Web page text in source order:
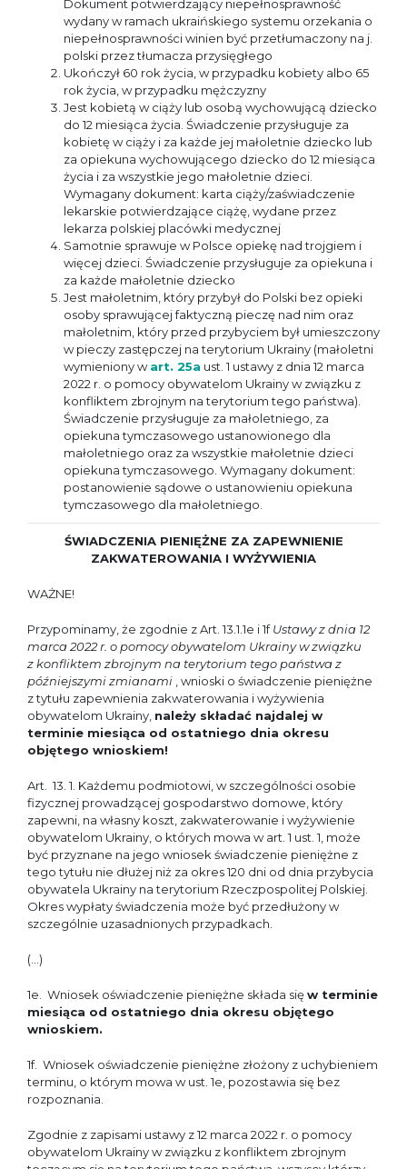
Dokument potwierdzający niepełnosprawność
wydany w ramach ukraińskiego systemu orzekania o
niepełnosprawności winien być przetłumaczony na j.
polski przez tłumacza przysięgłego
Ukończył 60 rok życia, w przypadku kobiety albo 65
rok życia, w przypadku mężczyzny
Jest kobietą w ciąży lub osobą wychowującą dziecko
do 12 miesiąca życia. Świadczenie przysługuje za
kobietę w ciąży i za każde jej małoletnie dziecko lub
za opiekuna wychowującego dziecko do 12 miesiąca
życia i za wszystkie jego małoletnie dzieci.
Wymagany dokument: karta ciąży/zaświadczenie
lekarskie potwierdzające ciążę, wydane przez
lekarza polskiej placówki medycznej
Samotnie sprawuje w Polsce opiekę nad trojgiem i
więcej dzieci. Świadczenie przysługuje za opiekuna i
za każde małoletnie dziecko
Jest małoletnim, który przybył do Polski bez opieki
osoby sprawującej faktyczną pieczę nad nim oraz
małoletnim, który przed przybyciem był umieszczony
w pieczy zastępczej na terytorium Ukrainy (małoletni
wymieniony wart. 25a ust. 1 ustawy z dnia 12 marca
2022 r. o pomocy obywatelom Ukrainy w związku z
konfliktem zbrojnym na terytorium tego państwa).
Świadczenie przysługuje za małoletniego, za
opiekuna tymczasowego ustanowionego dla
małoletniego oraz za wszystkie małoletnie dzieci
opiekuna tymczasowego. Wymagany dokument:
postanowienie sądowe o ustanowieniu opiekuna
tymczasowego dla małoletniego.
ŚWIADCZENIA PIENIĘŻNE ZA ZAPEWNIENIE
ZAKWATEROWANIA I WYŻYWIENIA
WAŻNE!
Przypominamy, że zgodnie z Art. 13.1.1e i 1fUstawy z dnia 12
marca 2022 r. o pomocy obywatelom Ukrainy w związku
z konfliktem zbrojnym na terytorium tego państwa z
późniejszymi zmianami , wnioski o świadczenie pieniężne
z tytułu zapewnienia zakwaterowania i wyżywienia
obywatelom Ukrainy, należy składać najdalej w
terminie miesiąca od ostatniego dnia okresu
objętego wnioskiem!
Art. 13. 1. Każdemu podmiotowi, w szczególności osobie
fizycznej prowadzącej gospodarstwo domowe, który
zapewni, na własny koszt, zakwaterowanie i wyżywienie
obywatelom Ukrainy, o których mowa w art. 1 ust. 1, może
być przyznane na jego wniosek świadczenie pieniężne z
tego tytułu nie dłużej niż za okres 120 dni od dnia przybycia
obywatela Ukrainy na terytorium Rzeczpospolitej Polskiej.
Okres wypłaty świadczenia może być przedłużony w
szczególnie uzasadnionych przypadkach.
(…)
1e. Wniosek oświadczenie pieniężne składa sięw terminie
miesiąca od ostatniego dnia okresu objętego
wnioskiem.
1f. Wniosek oświadczenie pieniężne złożony z uchybieniem
terminu, o którym mowa w ust. 1e, pozostawia się bez
rozpoznania.
Zgodnie z zapisami ustawy z 12 marca 2022 r. o pomocy
obywatelom Ukrainy w związku z konfliktem zbrojnym